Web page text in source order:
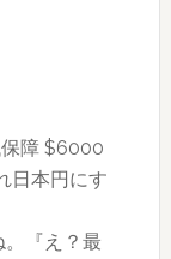
障 $6000
日本円にす
『え？最